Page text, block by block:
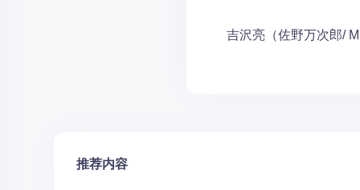
吉沢亮（佐野万次郎/
推荐内容